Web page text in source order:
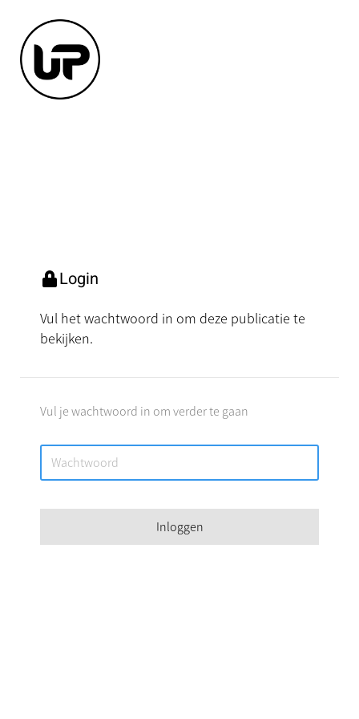
Login
Vul het wachtwoord in om deze publicatie te
bekijken.
Vul je wachtwoord in om verder te gaan